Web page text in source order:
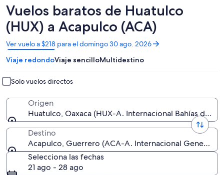
Vuelos baratos de Huatulco
(HUX) a Acapulco (ACA)
Ver vuelo a $218 para el domingo 30 ago. 2026
Se
abrirá
en
una
nueva
ventana
Viaje redondoViaje sencilloMultidestino
Solo vuelos directos
Origen
Huatulco, Oaxaca (HUX-A. Internacional Bahías de
Destino
Acapulco, Guerrero (ACA-A. Internacional General
Selecciona las fechas
21 ago - 28 ago